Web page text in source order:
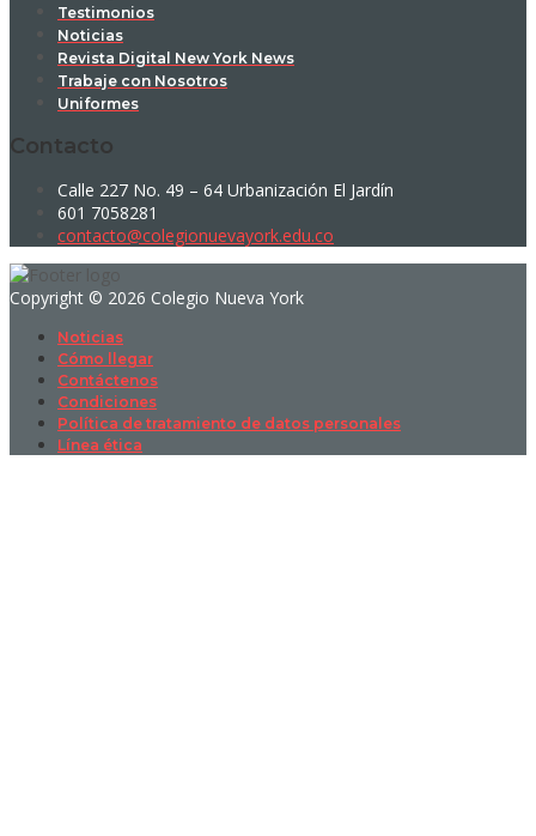
Testimonios
Noticias
Revista Digital New York News
Trabaje con Nosotros
Uniformes
Contacto
Calle 227 No. 49 – 64 Urbanización El Jardín
601 7058281
contacto@colegionuevayork.edu.co
Copyright © 2026 Colegio Nueva York
Noticias
Cómo llegar
Contáctenos
Condiciones
Política de tratamiento de datos personales
Línea ética